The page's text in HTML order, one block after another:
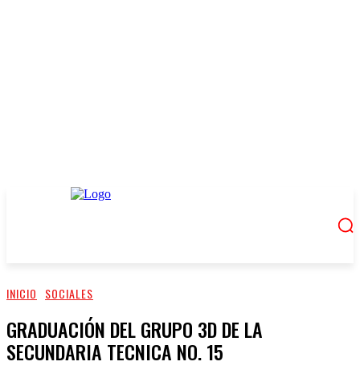
INICIO SOCIALES
GRADUACIÓN DEL GRUPO 3D DE LA
SECUNDARIA TECNICA NO. 15